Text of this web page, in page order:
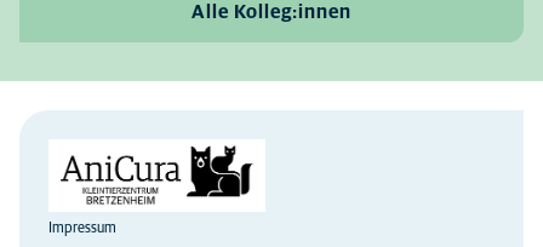
Alle Kolleg:innen
Impressum